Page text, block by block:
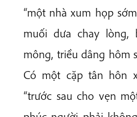
“một nhà xum họp
muối dưa chay lòng,
mông, triều dâng hôm
Có một cặp tân hôn
“trước sau cho vẹn